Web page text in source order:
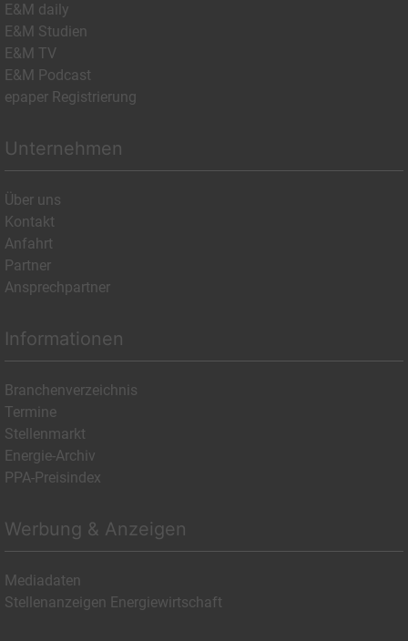
E&M daily
E&M Studien
E&M TV
E&M Podcast
epaper Registrierung
Unternehmen
Über uns
Kontakt
Anfahrt
Partner
Ansprechpartner
Informationen
Branchenverzeichnis
Termine
Stellenmarkt
Energie-Archiv
PPA-Preisindex
Werbung & Anzeigen
Mediadaten
Stellenanzeigen Energiewirtschaft